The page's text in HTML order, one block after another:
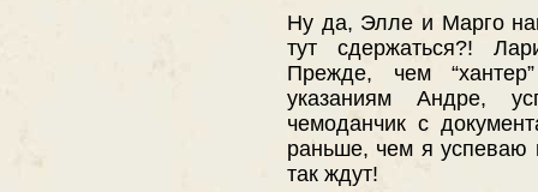
Ну да, Элле и Марго
тут сдержаться?!
Прежде, чем
указаниям Андре,
чемоданчик с
раньше, чем я успеваю
так ждут!